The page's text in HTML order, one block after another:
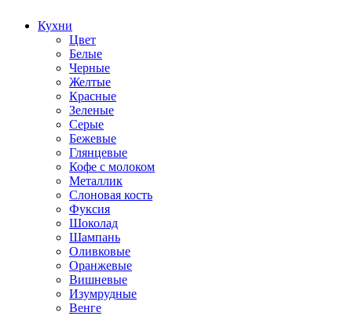
Кухни
Цвет
Белые
Черные
Желтые
Красные
Зеленые
Серые
Бежевые
Глянцевые
Кофе с молоком
Металлик
Слоновая кость
Фуксия
Шоколад
Шампань
Оливковые
Оранжевые
Вишневые
Изумрудные
Венге